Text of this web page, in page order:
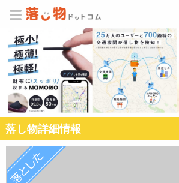
落し物詳細情報